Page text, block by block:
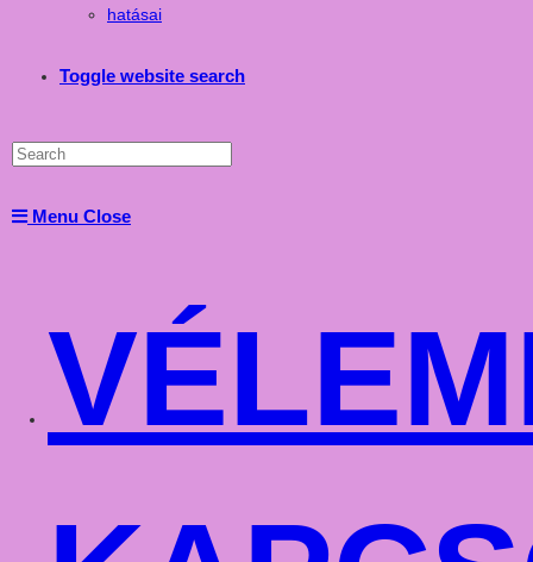
hatásai
Toggle website search
Menu Close